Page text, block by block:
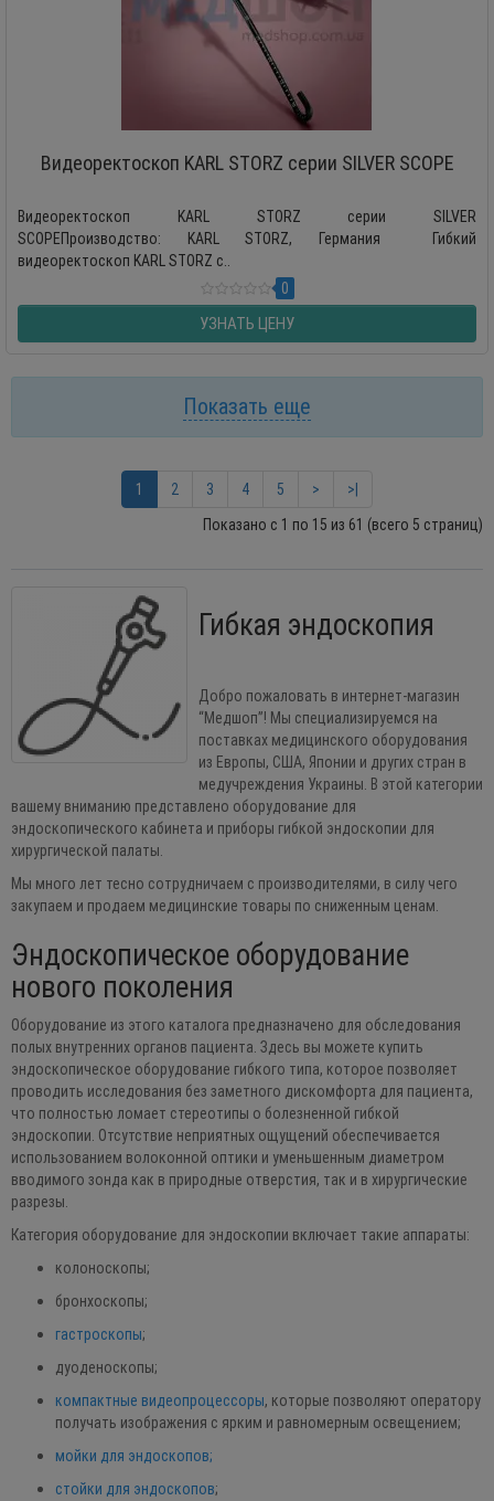
Видеоректоскоп KARL STORZ серии SILVER SCOPE
Видеоректоскоп KARL STORZ серии SILVER
SCOPEПроизводство: KARL STORZ, Германия Гибкий
видеоректоскоп KARL STORZ с..
0
УЗНАТЬ ЦЕНУ
Показать еще
1 2 3 4 5 >
>|
Показано с 1 по 15 из 61 (всего 5 страниц)
Гибкая эндоскопия
Добро пожаловать в интернет-магазин
“Медшоп”! Мы специализируемся на
поставках медицинского оборудования
из Европы, США, Японии и других стран в
медучреждения Украины. В этой категории
вашему вниманию представлено оборудование для
эндоскопического кабинета и приборы гибкой эндоскопии для
хирургической палаты.
Мы много лет тесно сотрудничаем с производителями, в силу чего
закупаем и продаем медицинские товары по сниженным ценам.
Эндоскопическое оборудование
нового поколения
Оборудование из этого каталога предназначено для обследования
полых внутренних органов пациента. Здесь вы можете купить
эндоскопическое оборудование гибкого типа, которое позволяет
проводить исследования без заметного дискомфорта для пациента,
что полностью ломает стереотипы о болезненной гибкой
эндоскопии. Отсутствие неприятных ощущений обеспечивается
использованием волоконной оптики и уменьшенным диаметром
вводимого зонда как в природные отверстия, так и в хирургические
разрезы.
Категория оборудование для эндоскопии включает такие аппараты:
колоноскопы;
бронхоскопы;
гастроскопы;
дуоденоскопы;
компактные видеопроцессоры, которые позволяют оператору
получать изображения с ярким и равномерным освещением;
мойки для эндоскопов;
стойки для эндоскопов;